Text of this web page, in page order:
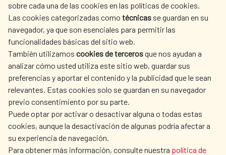
sobre cada una de las cookies en las políticas de cookies.
Las cookies categorizadas como técnicas se guardan en su
navegador, ya que son esenciales para permitir las
funcionalidades básicas del sitio web.
También utilizamos cookies de tercerosque nos ayudan a
analizar cómo usted utiliza este sitio web, guardar sus
preferencias y aportar el contenido y la publicidad que le sean
relevantes. Estas cookies solo se guardan en su navegador
previo consentimiento por su parte.
Puede optar por activar o desactivar alguna o todas estas
cookies, aunque la desactivación de algunas podría afectar a
su experiencia de navegación.
Para obtener más información, consulte nuestra política de
AECID
WHERE DO WE COOPERATE?
SPANISH HUMANITARIAN
ACTION
PRESS ROOM
CULTURE AND SCIENCE LIBRARY
OUR SOCIAL MEDIA